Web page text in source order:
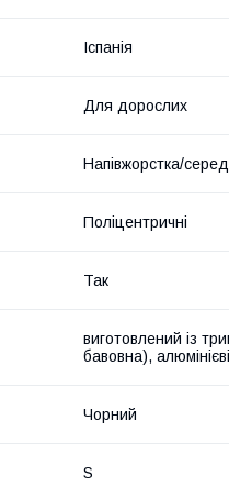
Іспанія
Для дорослих
Напівжорстка/
Поліцентричні
Так
виготовлений із
бавовна),
Чорний
S